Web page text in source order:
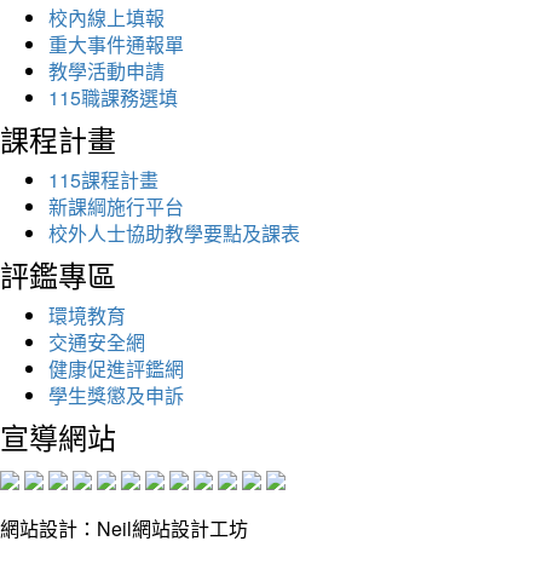
校內線上填報
重大事件通報單
教學活動申請
115職課務選填
課程計畫
115課程計畫
新課綱施行平台
校外人士協助教學要點及課表
評鑑專區
環境教育
交通安全網
健康促進評鑑網
學生獎懲及申訴
宣導網站
網站設計：Neil網站設計工坊